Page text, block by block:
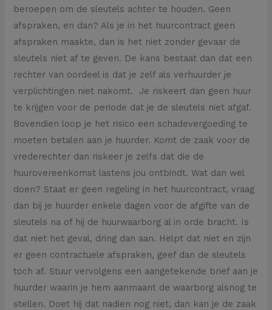
beroepen om de sleutels achter te houden. Geen
afspraken, en dan? Als je in het huurcontract geen
afspraken maakte, dan is het niet zonder gevaar de
sleutels niet af te geven. De kans bestaat dan dat een
rechter van oordeel is dat je zelf als verhuurder je
verplichtingen niet nakomt. Je riskeert dan geen huur
te krijgen voor de periode dat je de sleutels niet afgaf.
Bovendien loop je het risico een schadevergoeding te
moeten betalen aan je huurder. Komt de zaak voor de
vrederechter dan riskeer je zelfs dat die de
huurovereenkomst lastens jou ontbindt. Wat dan wel
doen? Staat er geen regeling in het huurcontract, vraag
dan bij je huurder enkele dagen voor de afgifte van de
sleutels na of hij de huurwaarborg al in orde bracht. Is
dat niet het geval, dring dan aan. Helpt dat niet en zijn
er geen contractuele afspraken, geef dan de sleutels
toch af. Stuur vervolgens een aangetekende brief aan je
huurder waarin je hem aanmaant de waarborg alsnog te
stellen. Doet hij dat nadien nog niet, dan kan je de zaak